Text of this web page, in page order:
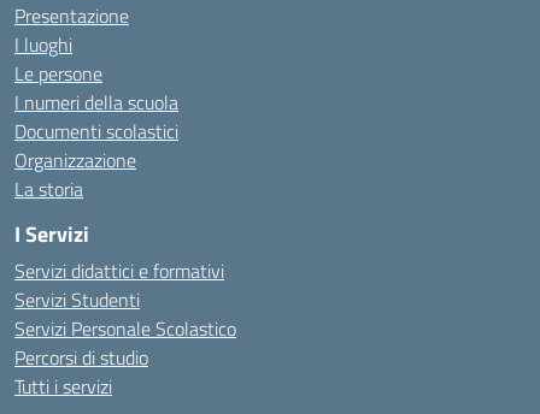
Presentazione
I luoghi
Le persone
I numeri della scuola
Documenti scolastici
Organizzazione
La storia
I Servizi
Servizi didattici e formativi
Servizi Studenti
Servizi Personale Scolastico
Percorsi di studio
Tutti i servizi